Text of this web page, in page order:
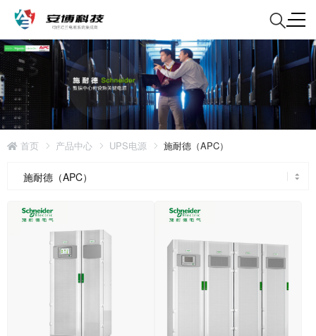
首页 产品中心 UPS电源 施耐德（APC）